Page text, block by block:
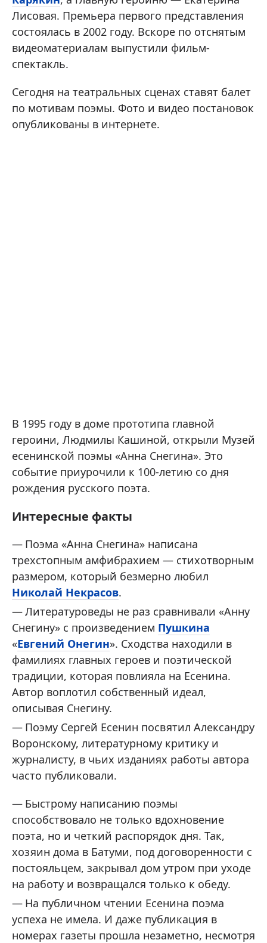
Лисовая. Премьера первого представления
состоялась в 2002 году. Вскоре по отснятым
видеоматериалам выпустили фильм-
спектакль.
Сегодня на театральных сценах ставят балет
по мотивам поэмы. Фото и видео постановок
опубликованы в интернете.
В 1995 году в доме прототипа главной
героини, Людмилы Кашиной, открыли Музей
есенинской поэмы «Анна Снегина». Это
событие приурочили к 100-летию со дня
рождения русского поэта.
Интересные факты
Поэма «Анна Снегина» написана
трехстопным амфибрахием — стихотворным
размером, который безмерно любил
Николай Некрасов.
Литературоведы не раз сравнивали «Анну
Снегину» с произведением Пушкина
«Евгений Онегин». Сходства находили в
фамилиях главных героев и поэтической
традиции, которая повлияла на Есенина.
Автор воплотил собственный идеал,
описывая Снегину.
Поэму Сергей Есенин посвятил Александру
Воронскому, литературному критику и
журналисту, в чьих изданиях работы автора
часто публиковали.
Быстрому написанию поэмы
способствовало не только вдохновение
поэта, но и четкий распорядок дня. Так,
хозяин дома в Батуми, под договоренности с
постояльцем, закрывал дом утром при уходе
на работу и возвращался только к обеду.
На публичном чтении Есенина поэма
успеха не имела. И даже публикация в
номерах газеты прошла незаметно, несмотря